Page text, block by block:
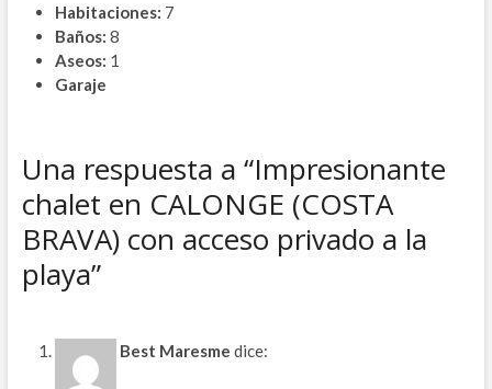
Habitaciones: 7
Baños: 8
Aseos: 1
Garaje
Una respuesta a “Impresionante
chalet en CALONGE (COSTA
BRAVA) con acceso privado a la
playa”
Best Maresme dice: